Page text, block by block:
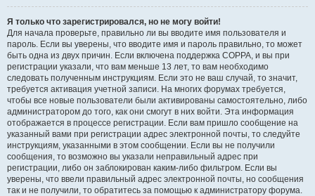
Я только что зарегистрировался, но не могу войти!
Для начала проверьте, правильно ли вы вводите имя пользователя и
пароль. Если вы уверены, что вводите имя и пароль правильно, то может
быть одна из двух причин. Если включена поддержка COPPA, и вы при
регистрации указали, что вам меньше 13 лет, то вам необходимо
следовать полученным инструкциям. Если это не ваш случай, то значит,
требуется активация учетной записи. На многих форумах требуется,
чтобы все новые пользователи были активированы самостоятельно, либо
администратором до того, как они смогут в них войти. Эта информация
отображается в процессе регистрации. Если вам пришло сообщение на
указанный вами при регистрации адрес электронной почты, то следуйте
инструкциям, указанными в этом сообщении. Если вы не получили
сообщения, то возможно вы указали неправильный адрес при
регистрации, либо он заблокирован каким-либо фильтром. Если вы
уверены, что ввели правильный адрес электронной почты, но сообщения
так и не получили, то обратитесь за помощью к администратору форума.